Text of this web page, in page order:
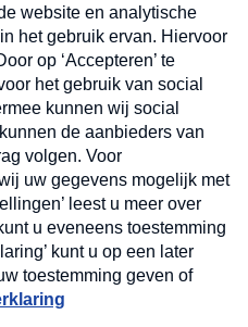
Verzend
op onze
dinsdagochtend in uw